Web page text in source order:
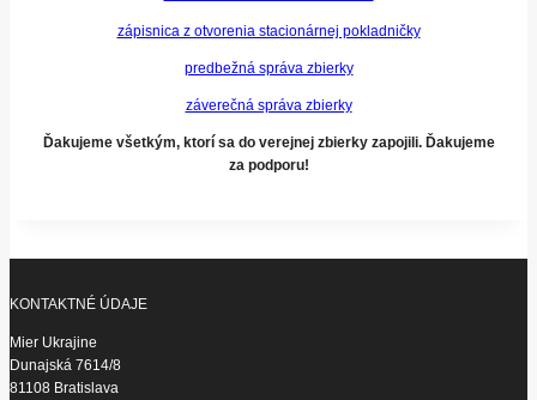
zápisnica z otvorenia stacionárnej pokladničky
predbežná správa zbierky
záverečná správa zbierky
Ďakujeme všetkým, ktorí sa do verejnej zbierky zapojili. Ďakujeme
za podporu!
KONTAKTNÉ ÚDAJE
Mier Ukrajine
Dunajská 7614/8
81108 Bratislava